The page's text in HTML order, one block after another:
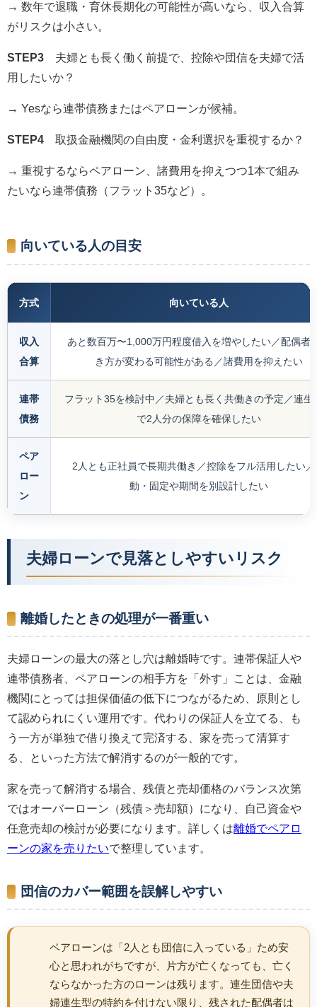
→ 数年で退職・育休長期化の可能性が高いなら、収入合算
がリスクは小さい。
STEP3 夫婦とも長く働く前提で、控除や団信を夫婦で活
用したいか？
→ Yesなら連帯債務またはペアローンが候補。
STEP4 取扱金融機関の自由度・金利選択を重視するか？
→ 重視するならペアローン、諸費用を抑えつつ1本で組み
たいなら連帯債務（フラット35など）。
向いている人の目安
方式 向いている人
収入
合算
あと数百万〜1,000万円程度借入を増やしたい／配偶者
き方が変わる可能性がある／諸費用を抑えたい
連帯
債務
フラット35を検討中／夫婦とも長く共働きの予定／連生
で2人分の保障を確保したい
ペア
ロー
ン
2人とも正社員で長期共働き／控除をフル活用したい／
動・固定や期間を別設計したい
夫婦ローンで見落としやすいリスク
離婚したときの処理が一番重い
夫婦ローンの最大の落とし穴は離婚時です。連帯保証人や
連帯債務者、ペアローンの相手方を「外す」ことは、金融
機関にとっては担保価値の低下につながるため、原則とし
て認められにくい運用です。代わりの保証人を立てる、も
う一方が単独で借り換えて完済する、家を売って清算す
る、といった方法で解消するのが一般的です。
家を売って解消する場合、残債と売却価格のバランス次第
ではオーバーローン（残債＞売却額）になり、自己資金や
任意売却の検討が必要になります。詳しくは離婚でペアロ
ーンの家を売りたいで整理しています。
団信のカバー範囲を誤解しやすい
ペアローンは「2人とも団信に入っている」ため安
心と思われがちですが、片方が亡くなっても、亡く
ならなかった方のローンは残ります。連生団信や夫
婦連生型の特約を付けない限り、残された配偶者は